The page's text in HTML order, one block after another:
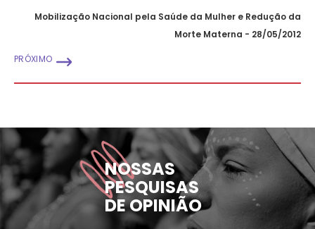
Mobilização Nacional pela Saúde da Mulher e Redução da
Morte Materna - 28/05/2012
PRÓXIMO
NOSSAS
PESQUISAS
DE OPINIÃO